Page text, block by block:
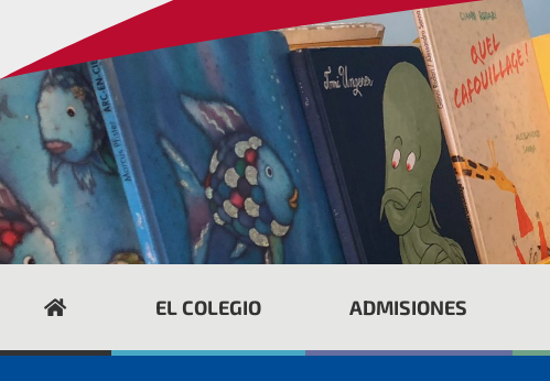
EL COLEGIO ADMISIONES